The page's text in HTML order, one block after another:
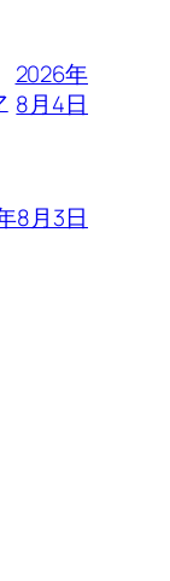
2026年
8月4日
8月3日